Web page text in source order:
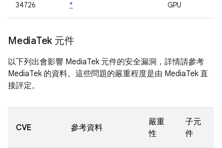
34726
*
GPU
MediaTek 元件
以下列出會影響 MediaTek 元件的安全漏洞，詳情請參考
MediaTek 的資料。這些問題的嚴重程度是由 MediaTek 直
接評定。
CVE 參考資料
嚴重
性
子元
件